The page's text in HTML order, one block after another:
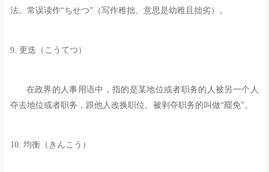
法。常误读作“ちせつ”（写作稚拙、意思是幼稚且拙劣）。
9. 更迭（こうてつ）
在政界的人事用语中，指的是某地位或者职务的人被另一个人
夺去地位或者职务，跟他人改换职位。被剥夺职务的叫做“罷免”。
10. 均衡（きんこう）